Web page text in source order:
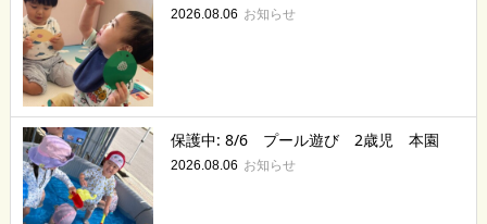
2026.08.06 お知らせ
保護中: 8/6 プール遊び 2歳児 本園
2026.08.06 お知らせ